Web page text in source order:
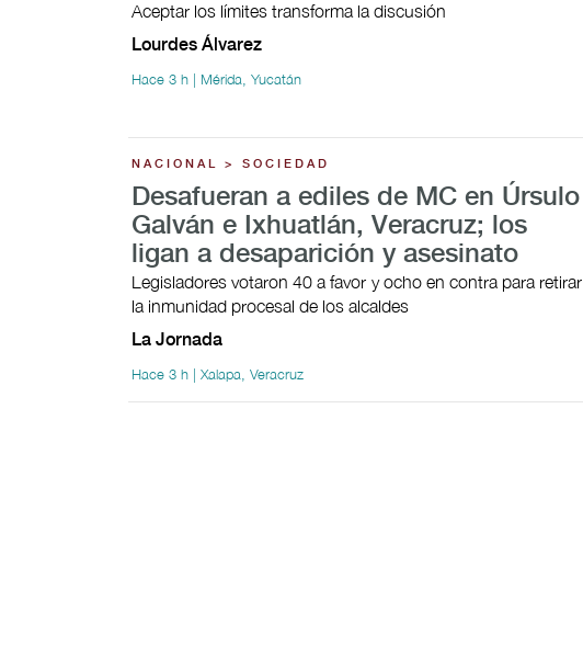
Aceptar los límites transforma la discusión
Lourdes Álvarez
Hace 3 h | Mérida, Yucatán
NACIONAL > SOCIEDAD
Desafueran a ediles de MC en Úrsulo
Galván e Ixhuatlán, Veracruz; los
ligan a desaparición y asesinato
Legisladores votaron 40 a favor y ocho en contra para retirar
la inmunidad procesal de los alcaldes
La Jornada
Hace 3 h | Xalapa, Veracruz